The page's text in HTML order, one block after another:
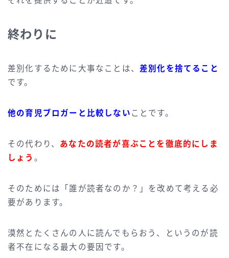
終わりに
差別化するために大事なことは、 差別化を捨てること
です。
他の育児ブロガーと比較しない ことです。
その代わり、 あなたの読者が喜ぶことを徹底的にしま
しょう 。
そのためには「誰が読者なのか？」を改めて考える必
要があります。
漠然とたくさんの人に読んでもらおう、というのが読
者不在になる最大の要因です。